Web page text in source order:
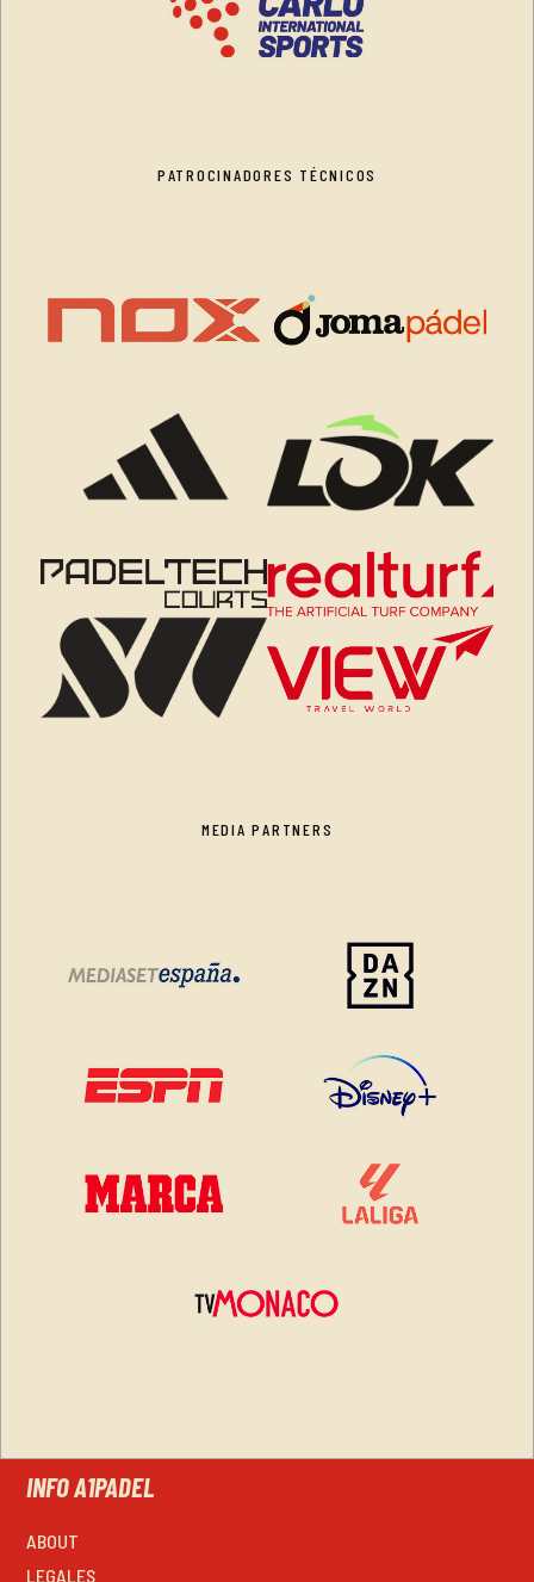
PATROCINADORES TÉCNICOS
MEDIA PARTNERS
INFO A1PADEL
ABOUT
LEGALES